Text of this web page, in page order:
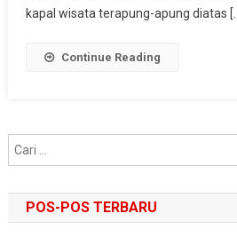
kapal wisata terapung-apung diatas […]
Continue Reading
POS-POS TERBARU